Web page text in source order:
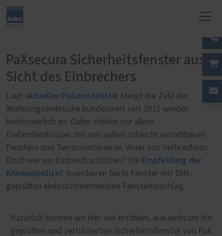
PaXsecura Sicherheitsfenster aus
Sicht des Einbrechers
Laut aktueller Polizeistatistik steigt die Zahl der
Wohnungseinbrüche bundesweit seit 2021 wieder
kontinuierlich an. Dabei stehen vor allem
Einfamilienhäuser mit von außen schlecht einsehbaren
Fenstern und Terrassentüren im Visier von Verbrechern.
Doch wie vor Einbruch schützen? Die Empfehlung der
Kriminalpolizei: Investieren Sie in Fenster mit DIN-
geprüften einbruchhemmenden Fensterbeschlag.
Natürlich können wir hier viel erzählen, wie wirksam die
geprüften und zertifizierten Sicherheitsfenster von PaX